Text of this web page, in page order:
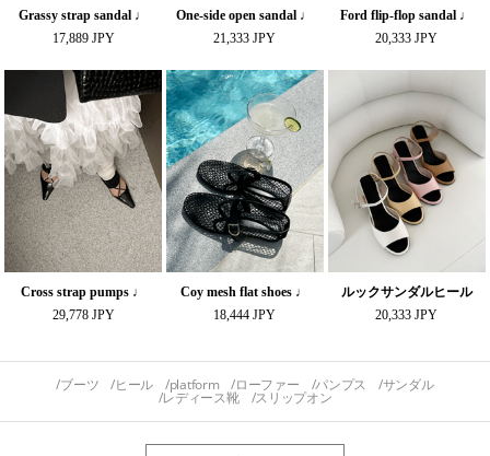
Grassy strap sandal ♩
17,889 JPY
One-side open sandal ♩
21,333 JPY
Ford flip-flop sandal ♩
20,333 JPY
Cross strap pumps ♩
29,778 JPY
Coy mesh flat shoes ♩
18,444 JPY
ルックサンダルヒール
20,333 JPY
ブーツ ヒール platform ローファー パンプス サンダル
レディース靴 スリップオン